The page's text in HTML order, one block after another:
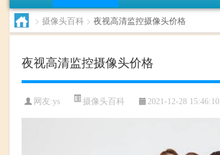
> 摄像头百科 > 夜视高清监控摄像头价格
夜视高清监控摄像头价格
网友:ys 摄像头百科 2021-12-28 15:46:10